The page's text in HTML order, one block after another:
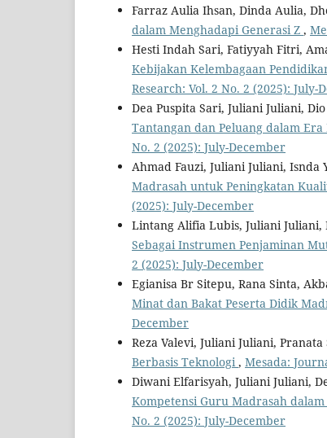
Farraz Aulia Ihsan, Dinda Aulia,
dalam Menghadapi Generasi Z ,
Hesti Indah Sari, Fatiyyah Fitri,
Kebijakan Kelembagaan
Research: Vol. 2 No. 2 (2025): July-
Dea Puspita Sari, Juliani Juliani,
Tantangan dan Peluang dalam
No. 2 (2025): July-December
Ahmad Fauzi, Juliani Juliani,
Madrasah untuk Peningkatan
(2025): July-December
Lintang Alifia Lubis, Juliani
Sebagai Instrumen Penjaminan
2 (2025): July-December
Egianisa Br Sitepu, Rana Sinta,
Minat dan Bakat Peserta Didik
December
Reza Valevi, Juliani Juliani,
Berbasis Teknologi , Mesada:
Diwani Elfarisyah, Juliani Juliani,
Kompetensi Guru Madrasah
No. 2 (2025): July-December